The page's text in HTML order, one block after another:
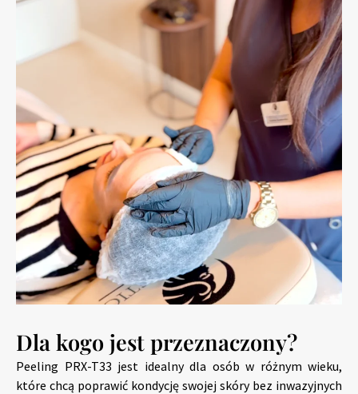
Dla kogo jest przeznaczony?
Peeling PRX-T33 jest idealny dla osób w różnym wieku,
które chcą poprawić kondycję swojej skóry bez inwazyjnych